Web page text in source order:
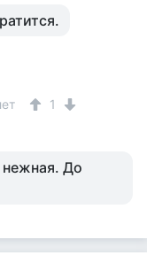
1
нежная. До